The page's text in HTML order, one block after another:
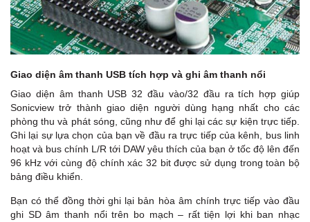
Giao diện âm thanh USB tích hợp và ghi âm thanh nổi
Giao diện âm thanh USB 32 đầu vào/32 đầu ra tích hợp giúp
Sonicview trở thành giao diện người dùng hạng nhất cho các
phòng thu và phát sóng, cũng như để ghi lại các sự kiện trực tiếp.
Ghi lại sự lựa chọn của bạn về đầu ra trực tiếp của kênh, bus linh
hoạt và bus chính L/R tới DAW yêu thích của bạn ở tốc độ lên đến
96 kHz với cùng độ chính xác 32 bit được sử dụng trong toàn bộ
bảng điều khiển.
Bạn có thể đồng thời ghi lại bản hòa âm chính trực tiếp vào đầu
ghi SD âm thanh nổi trên bo mạch – rất tiện lợi khi ban nhạc